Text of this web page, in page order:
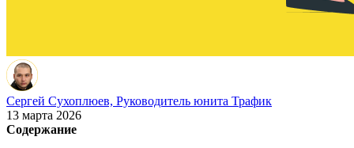
Сергей Сухоплюев, Руководитель юнита Трафик
13 марта 2026
Содержание